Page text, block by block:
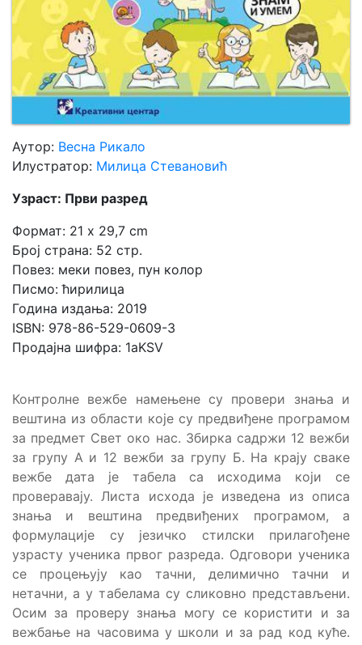
Аутор: Весна Рикало
Илустратор: Милица Стевановић
Узраст: Први разред
Формат: 21 x 29,7 cm
Број страна: 52 стр.
Повез: меки повез, пун колор
Писмо: ћирилица
Година издања: 2019
ISBN: 978-86-529-0609-3
Продајна шифра: 1aKSV
Контролне вежбе намењене су провери знања и
вештина из области које су предвиђене програмом
за предмет Свет око нас. Збирка садржи 12 вежби
за групу А и 12 вежби за групу Б. На крају сваке
вежбе дата је табела са исходима који се
проверавају. Листа исхода је изведена из описа
знања и вештина предвиђених програмом, а
формулације су језичко стилски прилагођене
узрасту ученика првог разреда. Одговори ученика
се процењују као тачни, делимично тачни и
нетачни, а у табелама су сликовно представљени.
Осим за проверу знања могу се користити и за
вежбање на часовима у школи и за рад код куће.